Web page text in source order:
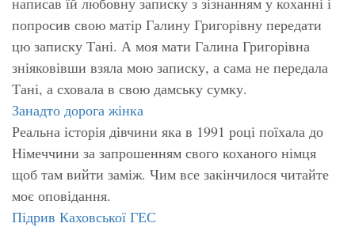
попросив свою матір Галину Григорівну передати
цю записку Тані. А моя мати Галина Григорівна
зніяковівши взяла мою записку, а сама не передала
Тані, а сховала в свою дамську сумку.
Занадто дорога жінка
Реальна історія дівчини яка в 1991 році поїхала до
Німеччини за запрошенням свого коханого німця
щоб там вийти заміж. Чим все закінчилося читайте
моє оповідання.
Підрив Каховської ГЕС